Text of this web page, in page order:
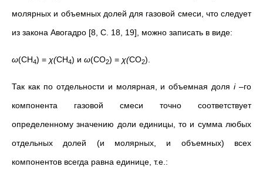
молярных и объемных долей для газовой смеси, что следует
из закона Авогадро [8, С. 18, 19], можно записать в виде:
ω(СН4) = χ(СН4) и ω(СО2) = χ(СО2).
Так как по отдельности и молярная, и объемная доляi–го
компонента газовой смеси точно соответствует
определенному значению доли единицы, то и сумма любых
отдельных долей (и молярных, и объемных) всех
компонентов всегда равна единице, т.е.: